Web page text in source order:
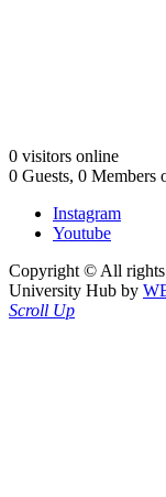
0 visitors online
0 Guests, 0 Members
Instagram
Youtube
Copyright © All rights
University Hub by
Scroll Up